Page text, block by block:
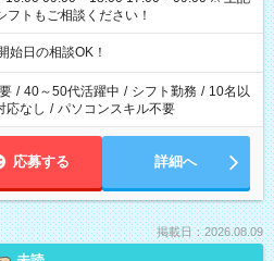
トもご相談ください！
日の相談OK！
/ 40～50代活躍中 / シフト勤務 / 10名以
応なし / パソコンスキル不要
応募する 詳細へ
掲載日：2026.08.09